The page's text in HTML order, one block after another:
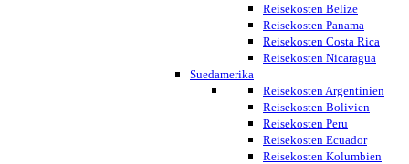
Reisekosten Belize
Reisekosten Panama
Reisekosten Costa Rica
Reisekosten Nicaragua
Suedamerika
Reisekosten Argentinien
Reisekosten Bolivien
Reisekosten Peru
Reisekosten Ecuador
Reisekosten Kolumbien